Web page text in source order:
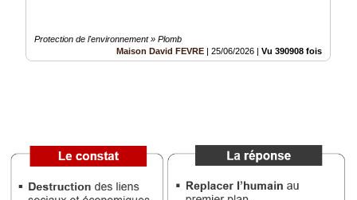
PrémiumProtection de l'environnement » Plomb
Maison David FEVRE
25/06/2026 Vu 390908 fois